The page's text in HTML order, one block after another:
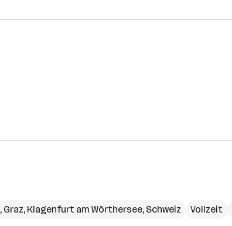
, Graz, Klagenfurt am Wörthersee, Schweiz Vollzeit